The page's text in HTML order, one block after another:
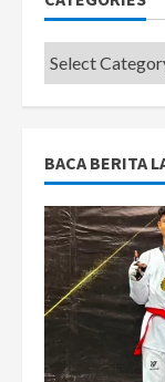
Categories
BACA BERITA